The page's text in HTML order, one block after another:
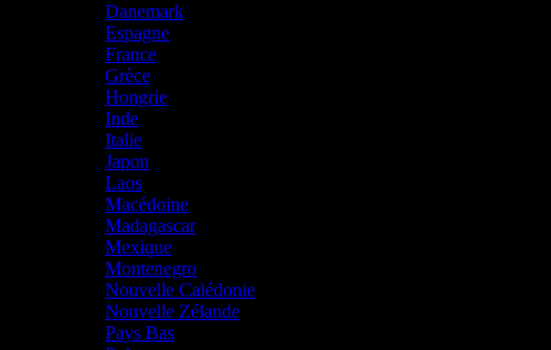
Danemark
Espagne
France
Grèce
Hongrie
Inde
Italie
Japon
Laos
Macédoine
Madagascar
Mexique
Montenegro
Nouvelle Calédonie
Nouvelle Zélande
Pays Bas